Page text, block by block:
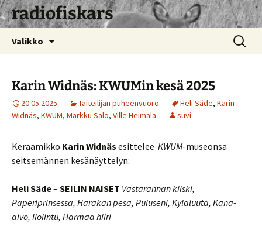
radiofiskars
Valikko Haku:
Karin Widnäs: KWUMin kesä 2025
20.05.2025 Taiteilijan puheenvuoro Heli Säde, Karin
Widnäs, KWUM, Markku Salo, Ville Heimala suvi
Keraamikko Karin Widnäs esittelee KWUM-museonsa
seitsemännen kesänäyttelyn:
Heli Säde– SEILIN NAISET Vastarannan kiiski,
Paperiprinsessa, Harakan pesä, Puluseni, Kyläluuta, Kana-
aivo, Ilolintu, Harmaa hiiri